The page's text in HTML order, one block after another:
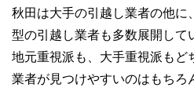
秋田は大手の引越し業者の他に
型の引越し業者も多数展開して
地元重視派も、大手重視派もど
業者が見つけやすいのはもちろ